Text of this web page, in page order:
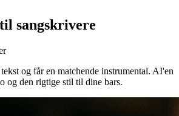
sangskrivere
og får en matchende instrumental. AI'en
og den rigtige stil til dine bars.